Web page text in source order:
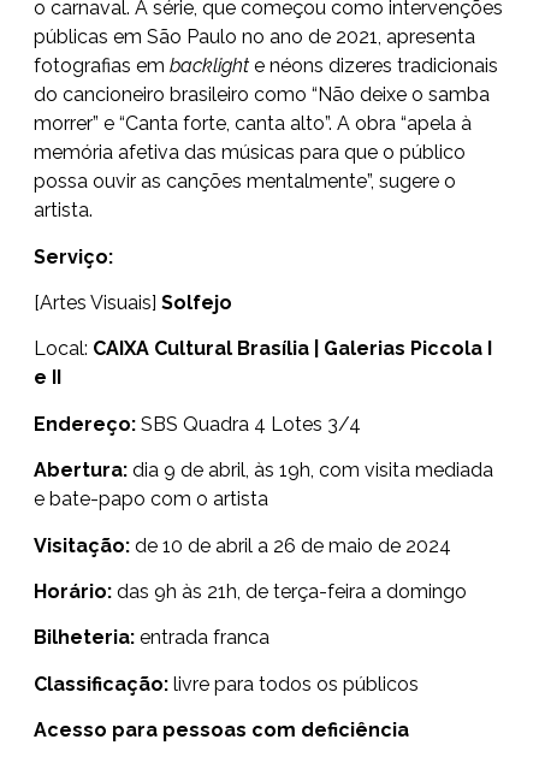
o carnaval. A série, que começou como intervenções
públicas em São Paulo no ano de 2021, apresenta
fotografias em backlight e néons dizeres tradicionais
do cancioneiro brasileiro como “Não deixe o samba
morrer” e “Canta forte, canta alto”. A obra “apela à
memória afetiva das músicas para que o público
possa ouvir as canções mentalmente”, sugere o
artista.
Serviço:
[Artes Visuais] Solfejo
Local: CAIXA Cultural Brasília | Galerias Piccola I
e II
Endereço: SBS Quadra 4 Lotes 3/4
Abertura: dia 9 de abril, às 19h, com visita mediada
e bate-papo com o artista
Visitação: de 10 de abril a 26 de maio de 2024
Horário: das 9h às 21h, de terça-feira a domingo
Bilheteria: entrada franca
Classificação: livre para todos os públicos
Acesso para pessoas com deficiência